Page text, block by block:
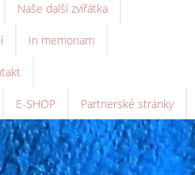
Naše další zvířátka
In memoriam
E-SHOP Partnerské stránky